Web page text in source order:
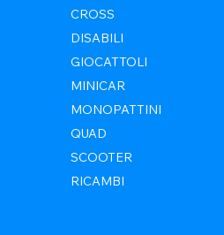
CROSS
DISABILI
GIOCATTOLI
MINICAR
MONOPATTINI
QUAD
SCOOTER
RICAMBI